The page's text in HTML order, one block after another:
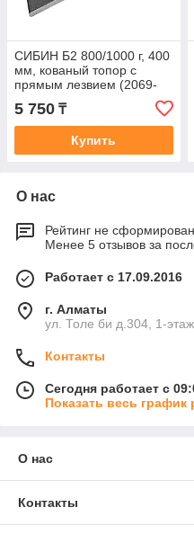
СИБИН Б2 800/1000 г, 400
мм, кованый топор с
прямым лезвием (2069-
5 750 ₸
Купить
О нас
Рейтинг не сформирован
Менее 5 отзывов за
Работает с 17.09.2016
г. Алматы
ул. Толе би д.304, 1-
Контакты
Сегодня работает с
Показать весь график
О нас
Контакты